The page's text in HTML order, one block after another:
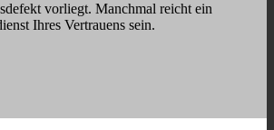
vorliegt. Manchmal reicht ein
Ihres Vertrauens sein.